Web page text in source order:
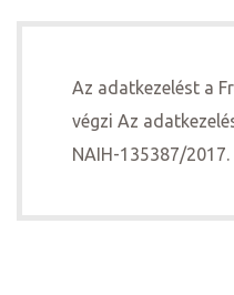
Az adatkezelést a
végzi Az
NAIH-135387/2017.